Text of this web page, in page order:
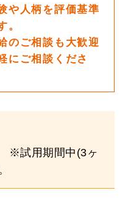
あります！
成長を続け今期つい
た！！
や人柄を評価基準
。
のご相談も大歓迎
にご相談くださ
試用期間中(3ヶ